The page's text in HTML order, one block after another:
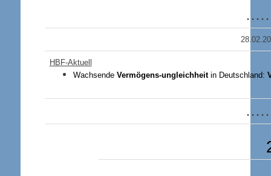
HBF-Aktuell
Wachsende Vermögens-ungleichheitin Deutschland: